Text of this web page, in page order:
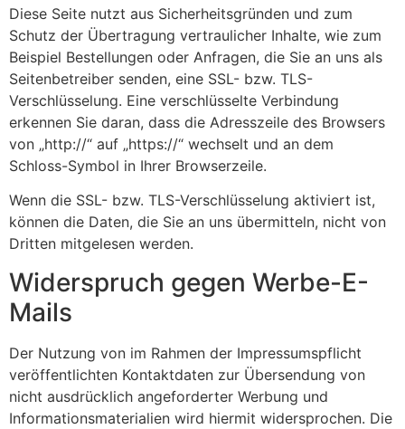
Diese Seite nutzt aus Sicherheitsgründen und zum
Schutz der Übertragung vertraulicher Inhalte, wie zum
Beispiel Bestellungen oder Anfragen, die Sie an uns als
Seitenbetreiber senden, eine SSL- bzw. TLS-
Verschlüsselung. Eine verschlüsselte Verbindung
erkennen Sie daran, dass die Adresszeile des Browsers
von „http://“ auf „https://“ wechselt und an dem
Schloss-Symbol in Ihrer Browserzeile.
Wenn die SSL- bzw. TLS-Verschlüsselung aktiviert ist,
können die Daten, die Sie an uns übermitteln, nicht von
Dritten mitgelesen werden.
Widerspruch gegen Werbe-E-
Mails
Der Nutzung von im Rahmen der Impressumspflicht
veröffentlichten Kontaktdaten zur Übersendung von
nicht ausdrücklich angeforderter Werbung und
Informationsmaterialien wird hiermit widersprochen. Die